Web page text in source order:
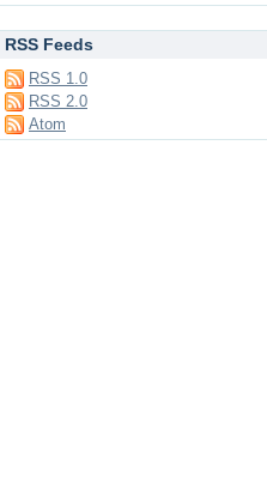
RSS Feeds
RSS 1.0
RSS 2.0
Atom